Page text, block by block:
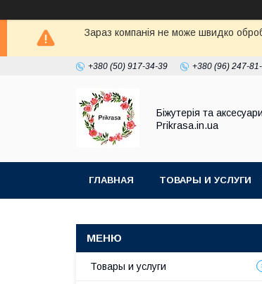
Зараз компанія не може швидко
+380 (50) 917-34-39 +380 (96) 247-
Біжутерія та
Prikrasa.in.ua
ГЛАВНАЯ ТОВАРЫ И УСЛУГИ
Товары и услуги